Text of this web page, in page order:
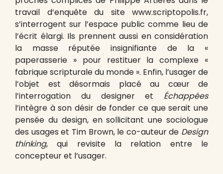
travail d’enquête du site www.scriptopolis.fr,
s’interrogent sur l’espace public comme lieu de
l’écrit élargi. Ils prennent aussi en considération
la masse réputée insignifiante de la «
paperasserie » pour restituer la complexe «
fabrique scripturale du monde ». Enfin, l’usager de
l’objet est désormais placé au cœur de
l’interrogation du designer et Échappées
l’intègre à son désir de fonder ce que serait une
pensée du design, en sollicitant une sociologue
des usages et Tim Brown, le co-auteur de Design
thinking, qui revisite la relation entre le
concepteur et l’usager.